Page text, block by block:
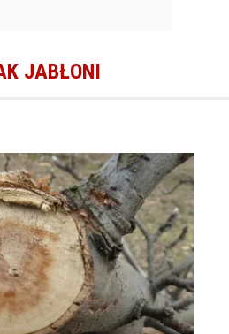
JABŁONI